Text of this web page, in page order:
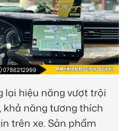
lại hiệu năng vượt trội
khả năng tương thích
trên xe. Sản phẩm